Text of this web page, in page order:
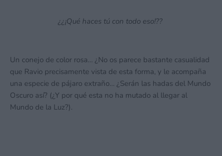
¿¿¡Qué haces tú con todo eso!??
Un conejo de color rosa… ¿No os parece bastante casualidad
que Ravio precisamente vista de esta forma, y le acompaña
una especie de pájaro extraño… ¿Serán las hadas del Mundo
Oscuro así? (¿Y por qué esta no ha mutado al llegar al
Mundo de la Luz?).